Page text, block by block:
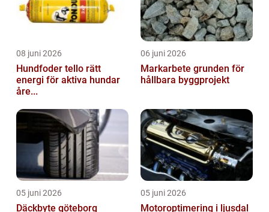
08 juni 2026
Hundfoder tello rätt
energi för aktiva hundar
åre...
06 juni 2026
Markarbete grunden för
hållbara byggprojekt
05 juni 2026
Däckbyte göteborg
05 juni 2026
Motoroptimering i ljusdal